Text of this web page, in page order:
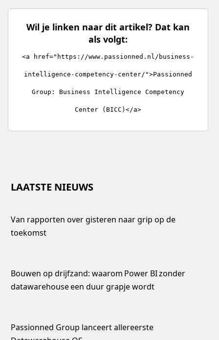
Wil je linken naar dit artikel? Dat kan
als volgt:
<a href="https://www.passionned.nl/business-
intelligence-competency-center/">Passionned
Group: Business Intelligence Competency
Center (BICC)</a>
LAATSTE NIEUWS
Van rapporten over gisteren naar grip op de
toekomst
Bouwen op drijfzand: waarom Power BI zonder
datawarehouse een duur grapje wordt
Passionned Group lanceert allereerste